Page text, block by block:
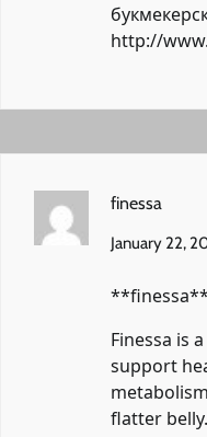
http://
finessa
January 22,
**finessa**
Finessa is
support
flatter belly.